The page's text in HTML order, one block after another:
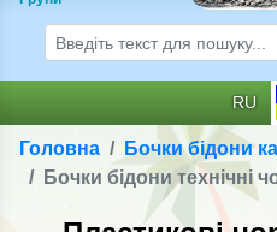
RU
Головна
Бочки бідони
Бочки бідони технічні